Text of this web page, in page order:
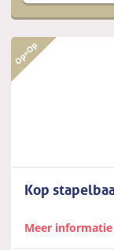
Kop
Meer informatie